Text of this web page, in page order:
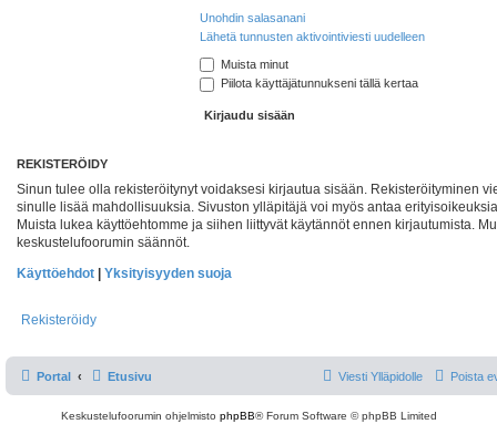
Unohdin salasanani
Lähetä tunnusten aktivointiviesti uudelleen
Muista minut
Piilota käyttäjätunnukseni tällä kertaa
REKISTERÖIDY
Sinun tulee olla rekisteröitynyt voidaksesi kirjautua sisään. Rekisteröityminen
sinulle lisää mahdollisuuksia. Sivuston ylläpitäjä voi myös antaa
Muista lukea käyttöehtomme ja siihen liittyvät käytännöt ennen kirjautumista.
keskustelufoorumin säännöt.
Käyttöehdot
Yksityisyyden suoja
Rekisteröidy
Portal Etusivu Poista
Viesti Ylläpidolle
Keskustelufoorumin ohjelmisto phpBB® Forum Software © phpBB Limited